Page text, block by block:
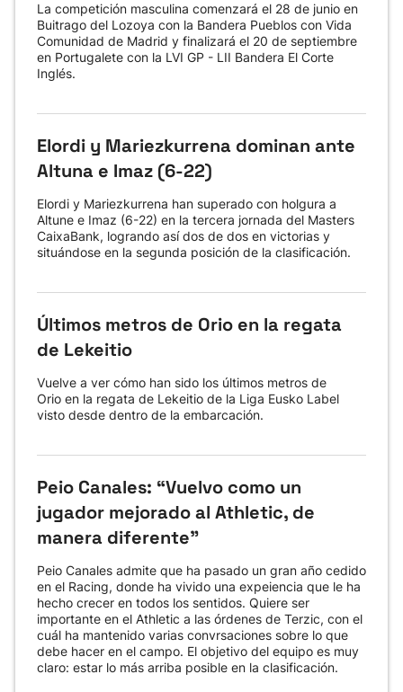
La competición masculina comenzará el 28 de junio en
Buitrago del Lozoya con la Bandera Pueblos con Vida
Comunidad de Madrid y finalizará el 20 de septiembre
en Portugalete con la LVI GP - LII Bandera El Corte
Inglés.
Elordi y Mariezkurrena dominan ante
Altuna e Imaz (6-22)
Elordi y Mariezkurrena han superado con holgura a
Altune e Imaz (6-22) en la tercera jornada del Masters
CaixaBank, logrando así dos de dos en victorias y
situándose en la segunda posición de la clasificación.
Últimos metros de Orio en la regata
de Lekeitio
Vuelve a ver cómo han sido los últimos metros de
Orio en la regata de Lekeitio de la Liga Eusko Label
visto desde dentro de la embarcación.
Peio Canales: “Vuelvo como un
jugador mejorado al Athletic, de
manera diferente”
Peio Canales admite que ha pasado un gran año cedido
en el Racing, donde ha vivido una expeiencia que le ha
hecho crecer en todos los sentidos. Quiere ser
importante en el Athletic a las órdenes de Terzic, con el
cuál ha mantenido varias convrsaciones sobre lo que
debe hacer en el campo. El objetivo del equipo es muy
claro: estar lo más arriba posible en la clasificación.